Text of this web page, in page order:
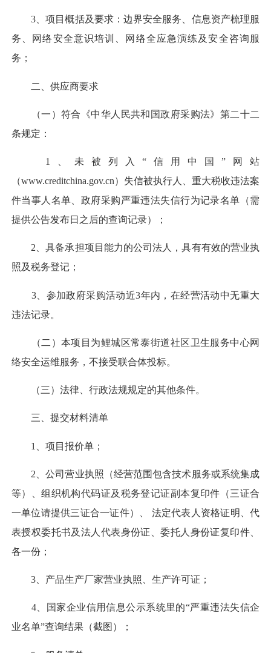
3、项目概括及要求：边界安全服务、信息资产梳理服
务、网络安全意识培训、网络全应急演练及安全咨询服
务；
二、供应商要求
（一）符合《中华人民共和国政府采购法》第二十二
条规定：
1、未被列入“信用中国”网站
（www.creditchina.gov.cn）失信被执行人、重大税收违法案
件当事人名单、政府采购严重违法失信行为记录名单（需
提供公告发布日之后的查询记录）；
2、具备承担项目能力的公司法人，具有有效的营业执
照及税务登记；
3、参加政府采购活动近3年内，在经营活动中无重大
违法记录。
（二）本项目为鲤城区常泰街道社区卫生服务中心网
络安全运维服务，不接受联合体投标。
（三）法律、行政法规规定的其他条件。
三、提交材料清单
1、项目报价单；
2、公司营业执照（经营范围包含技术服务或系统集成
等）、组织机构代码证及税务登记证副本复印件（三证合
一单位请提供三证合一证件）、 法定代表人资格证明、代
表授权委托书及法人代表身份证、委托人身份证复印件、
各一份；
3、产品生产厂家营业执照、生产许可证；
4、国家企业信用信息公示系统里的“严重违法失信企
业名单”查询结果（截图）；